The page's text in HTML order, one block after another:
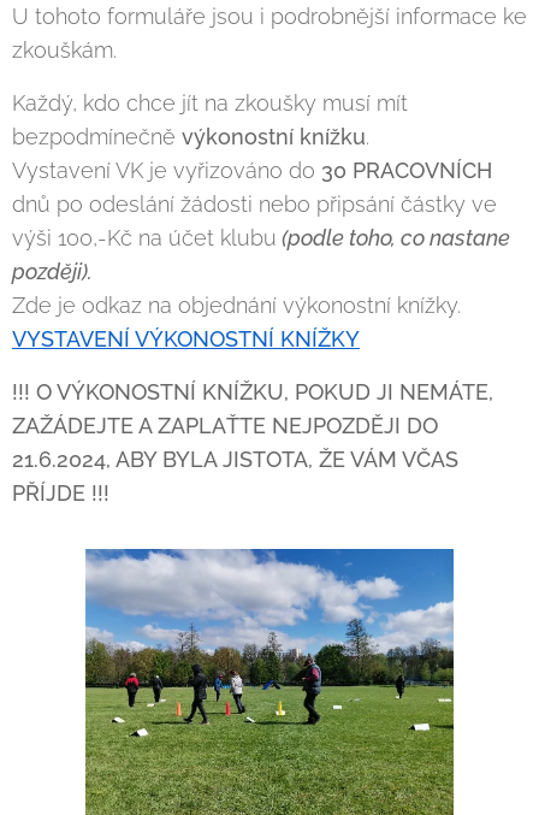
U tohoto formuláře jsou i podrobnější informace ke
zkouškám.
Každý, kdo chce jít na zkoušky musí mít
bezpodmínečně výkonostní knížku.
Vystavení VK je vyřizováno do 30 PRACOVNÍCH
dnů po odeslání žádosti nebo připsání částky ve
výši 100,-Kč na účet klubu (podle toho, co nastane
později).
Zde je odkaz na objednání výkonostní knížky.
VYSTAVENÍ VÝKONOSTNÍ KNÍŽKY
!!! O VÝKONOSTNÍ KNÍŽKU, POKUD JI NEMÁTE,
ZAŽÁDEJTE A ZAPLAŤTE NEJPOZDĚJI DO
21.6.2024, ABY BYLA JISTOTA, ŽE VÁM VČAS
PŘÍJDE !!!